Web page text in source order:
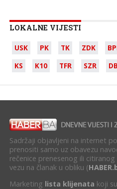
LOKALNE VIJESTI
USK PK TK ZDK
KS
K10 TFR SZR
Sadržaji objavljeni na internet
prenositi samo uz obavezu
rečenice prenesenog ili
vezu na članak u obliku (
Marketing lista klijenata koji